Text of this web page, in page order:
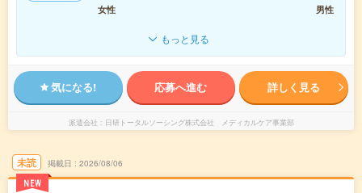
女性
男性
もっと見る
気になる! 応募へ進む 詳しく見る
派遣会社 日研トータルソーシング株式会社 メディカルケア事業部
未読
NEW
掲載日 2026/08/06